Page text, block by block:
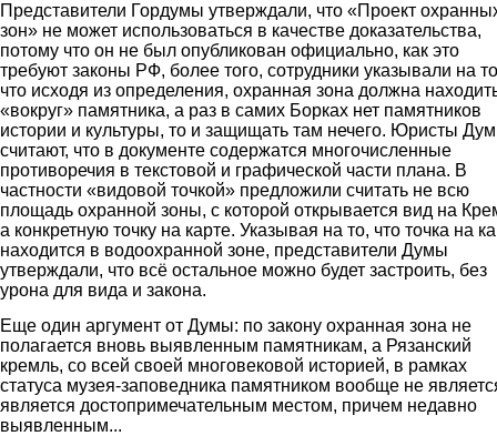
Представители Гордумы утверждали, что «Проект
зон» не может использоваться в качестве доказательства,
потому что он не был опубликован официально, как это
требуют законы РФ, более того, сотрудники указывали на
что исходя из определения, охранная зона должна
«вокруг» памятника, а раз в самих Борках нет памятников
истории и культуры, то и защищать там нечего. Юристы
считают, что в документе содержатся многочисленные
противоречия в текстовой и графической части плана. В
частности «видовой точкой» предложили считать не всю
площадь охранной зоны, с которой открывается вид на
а конкретную точку на карте. Указывая на то, что точка на
находится в водоохранной зоне, представители Думы
утверждали, что всё остальное можно будет застроить, без
урона для вида и закона.
Еще один аргумент от Думы: по закону охранная зона не
полагается вновь выявленным памятникам, а Рязанский
кремль, со всей своей многовековой историей, в рамках
статуса музея-заповедника памятником вообще не
является достопримечательным местом, причем недавно
выявленным...